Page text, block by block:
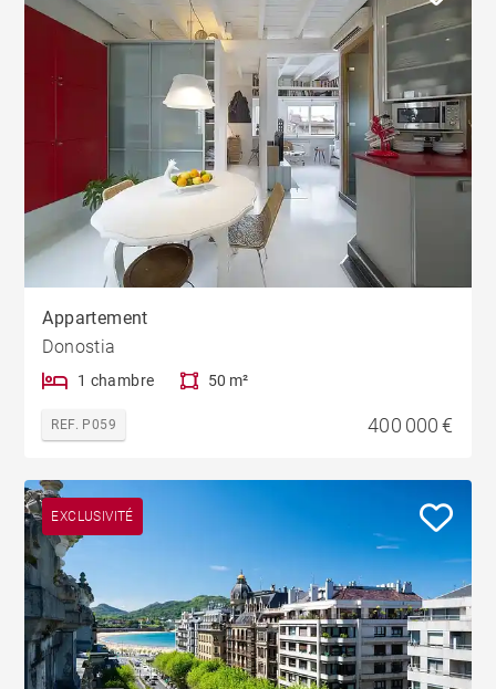
Appartement
Donostia
1 chambre 50 m²
REF. P059 400 000 €
EXCLUSIVITÉ